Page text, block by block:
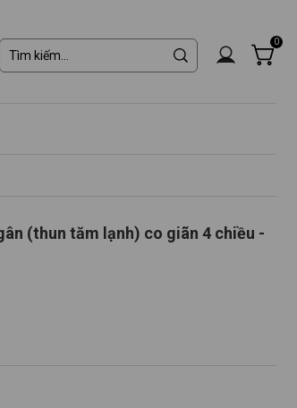
0
(thun tăm lạnh) co giãn 4 chiều -